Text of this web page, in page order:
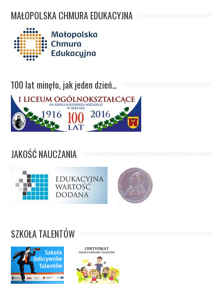
MAŁOPOLSKA CHMURA EDUKACYJNA
100 lat minęło, jak jeden dzień…
JAKOŚĆ NAUCZANIA
SZKOŁA TALENTÓW